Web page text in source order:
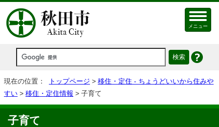
メニュー
現在の位置： トップページ > 移住・定住 - ちょうどいいから住みや
すい > 移住・定住情報 > 子育て
子育て